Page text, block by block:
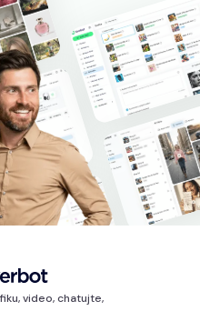
video, chatujte,